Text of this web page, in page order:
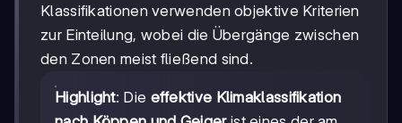
Klassifikationen verwenden objektive Kriterien
zur Einteilung, wobei die Übergänge zwischen
den Zonen meist fließend sind.
Highlight: Die effektive Klimaklassifikation